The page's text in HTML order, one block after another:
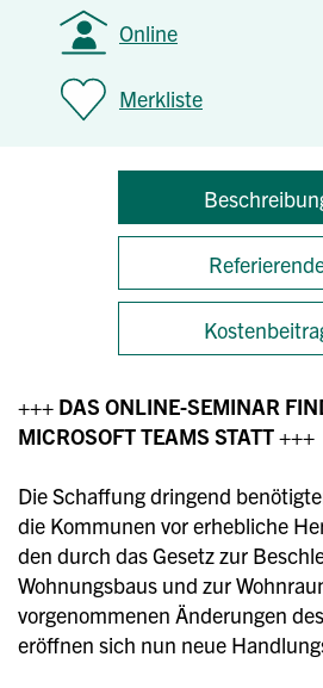
Online
Merkliste
+++ DAS ONLINE-SEMINAR
MICROSOFT TEAMS STATT +++
Die Schaffung dringend
die Kommunen vor erhebliche
den durch das Gesetz zur
Wohnungsbaus und zur
vorgenommenen Änderungen
eröffnen sich nun neue